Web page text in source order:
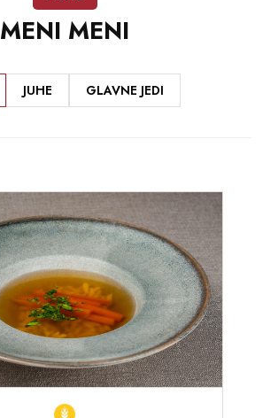
MENI MENI
JUHE GLAVNE JEDI